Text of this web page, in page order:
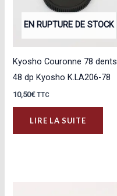
EN RUPTURE DE STOCK
Kyosho Couronne 78 dents
48 dp Kyosho K.LA206-78
10,50€ TTC
LIRE LA SUITE